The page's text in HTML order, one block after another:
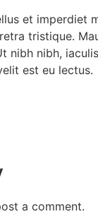
et imperdiet
tristique.
nibh nibh,
est eu lectus.
a comment.